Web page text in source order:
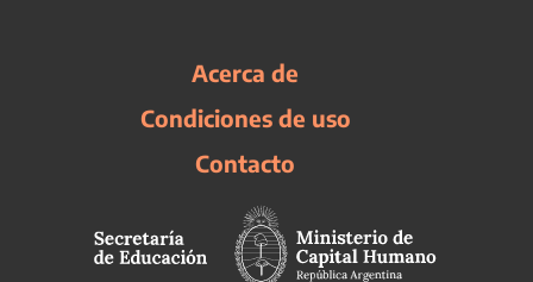
Acerca de
Condiciones de uso
Contacto